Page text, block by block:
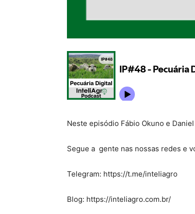
Neste episódio Fábio Okuno e
Segue a gente nas nossas redes e
Telegram: https://t.me/inteliagro
Blog: https://inteliagro.com.br/